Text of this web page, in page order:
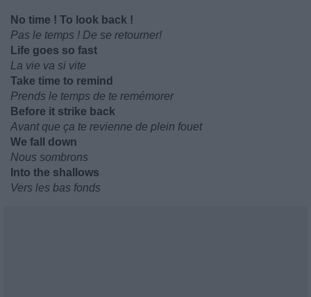
No time ! To look back !
Pas le temps ! De se retourner!
Life goes so fast
La vie va si vite
Take time to remind
Prends le temps de te remémorer
Before it strike back
Avant que ça te revienne de plein fouet
We fall down
Nous sombrons
Into the shallows
Vers les bas fonds